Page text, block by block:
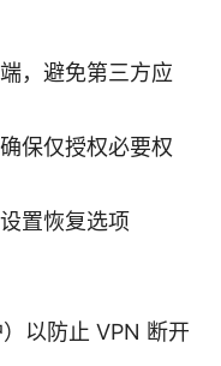
，避免第三方应
保仅授权必要权
置恢复选项
以防止 VPN 断开